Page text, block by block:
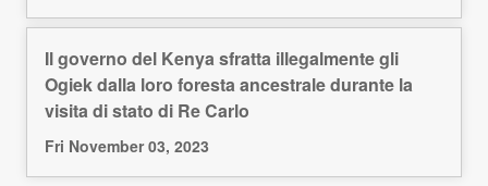
Il governo del Kenya sfratta illegalmente gli
Ogiek dalla loro foresta ancestrale durante la
visita di stato di Re Carlo
Fri November 03, 2023